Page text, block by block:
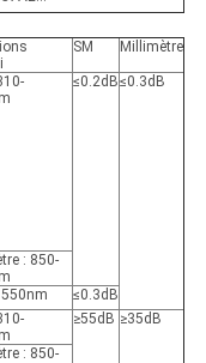
SM Millimètre
≤0.2dB≤0.3dB
: 850-
≤0.3dB
≥55dB ≥35dB
: 850-